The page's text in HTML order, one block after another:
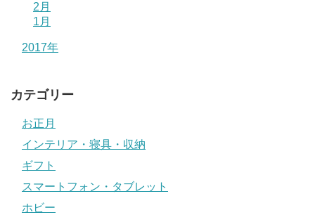
2月
1月
2017年
カテゴリー
お正月
インテリア・寝具・収納
ギフト
スマートフォン・タブレット
ホビー